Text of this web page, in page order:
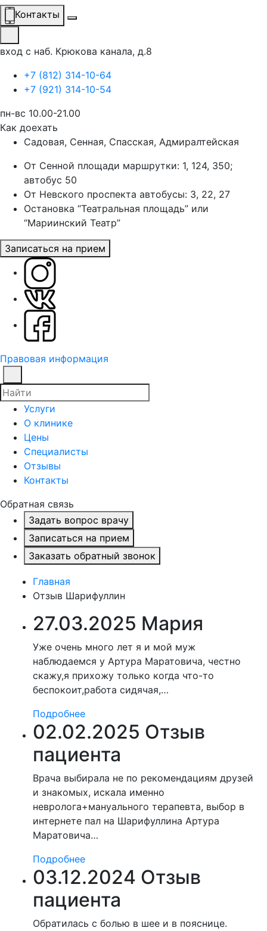
Контакты
вход с наб. Крюкова канала, д.8
+7 (812) 314-10-64
+7 (921) 314-10-54
пн-вс 10.00-21.00
Как доехать
Садовая, Сенная, Спасская, Адмиралтейская
От Сенной площади маршрутки: 1, 124, 350;
автобус 50
От Невского проспекта автобусы: 3, 22, 27
Остановка “Театральная площадь” или
“Мариинский Театр”
Записаться на прием
Правовая информация
Услуги
О клинике
Цены
Специалисты
Отзывы
Контакты
Обратная связь
Задать вопрос врачу
Записаться на прием
Заказать обратный звонок
Главная
Отзыв Шарифуллин
27.03.2025 Мария
Уже очень много лет я и мой муж
наблюдаемся у Артура Маратовича, честно
скажу,я прихожу только когда что-то
беспокоит,работа сидячая,…
Подробнее
02.02.2025 Отзыв
пациента
Врача выбирала не по рекомендациям друзей
и знакомых, искала именно
невролога+мануального терапевта, выбор в
интернете пал на Шарифуллина Артура
Маратовича…
Подробнее
03.12.2024 Отзыв
пациента
Обратилась с болью в шее и в пояснице.